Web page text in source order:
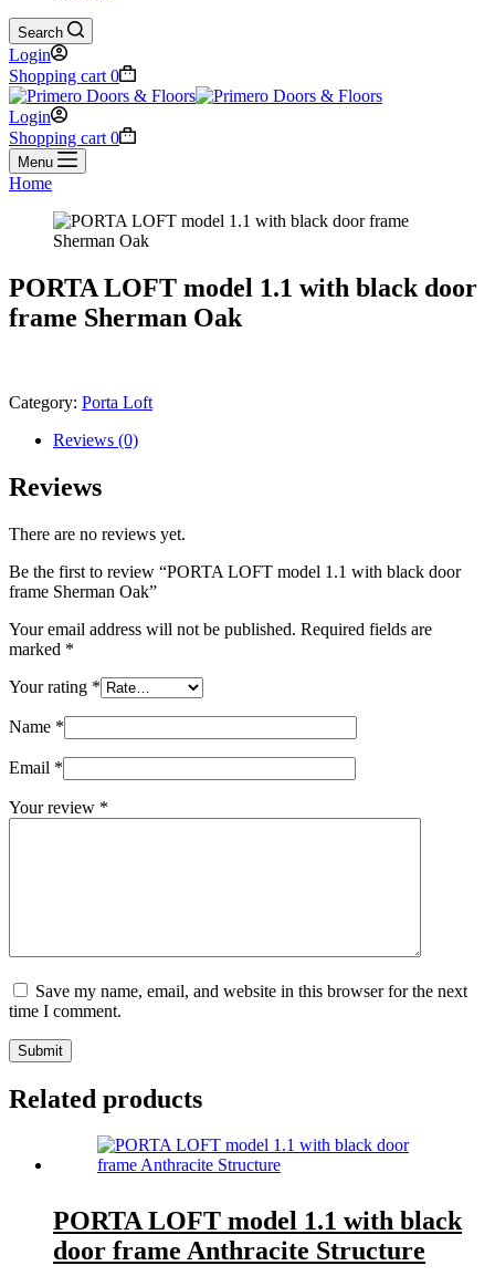
Search
Login
Shopping cart 0
Login
Shopping cart 0
Menu
Home
PORTA LOFT model 1.1 with black door
frame Sherman Oak
Category: Porta Loft
Reviews (0)
Reviews
There are no reviews yet.
Be the first to review “PORTA LOFT model 1.1 with black door
frame Sherman Oak”
Your email address will not be published. Required fields are
marked *
Your rating *
Name *
Email *
Your review *
Save my name, email, and website in this browser for the next
time I comment.
Submit
Related products
PORTA LOFT model 1.1 with black
door frame Anthracite Structure